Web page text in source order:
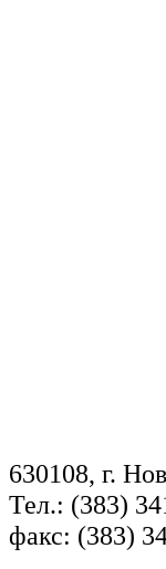
630108, г.
Тел.: (383)
факс: (383)